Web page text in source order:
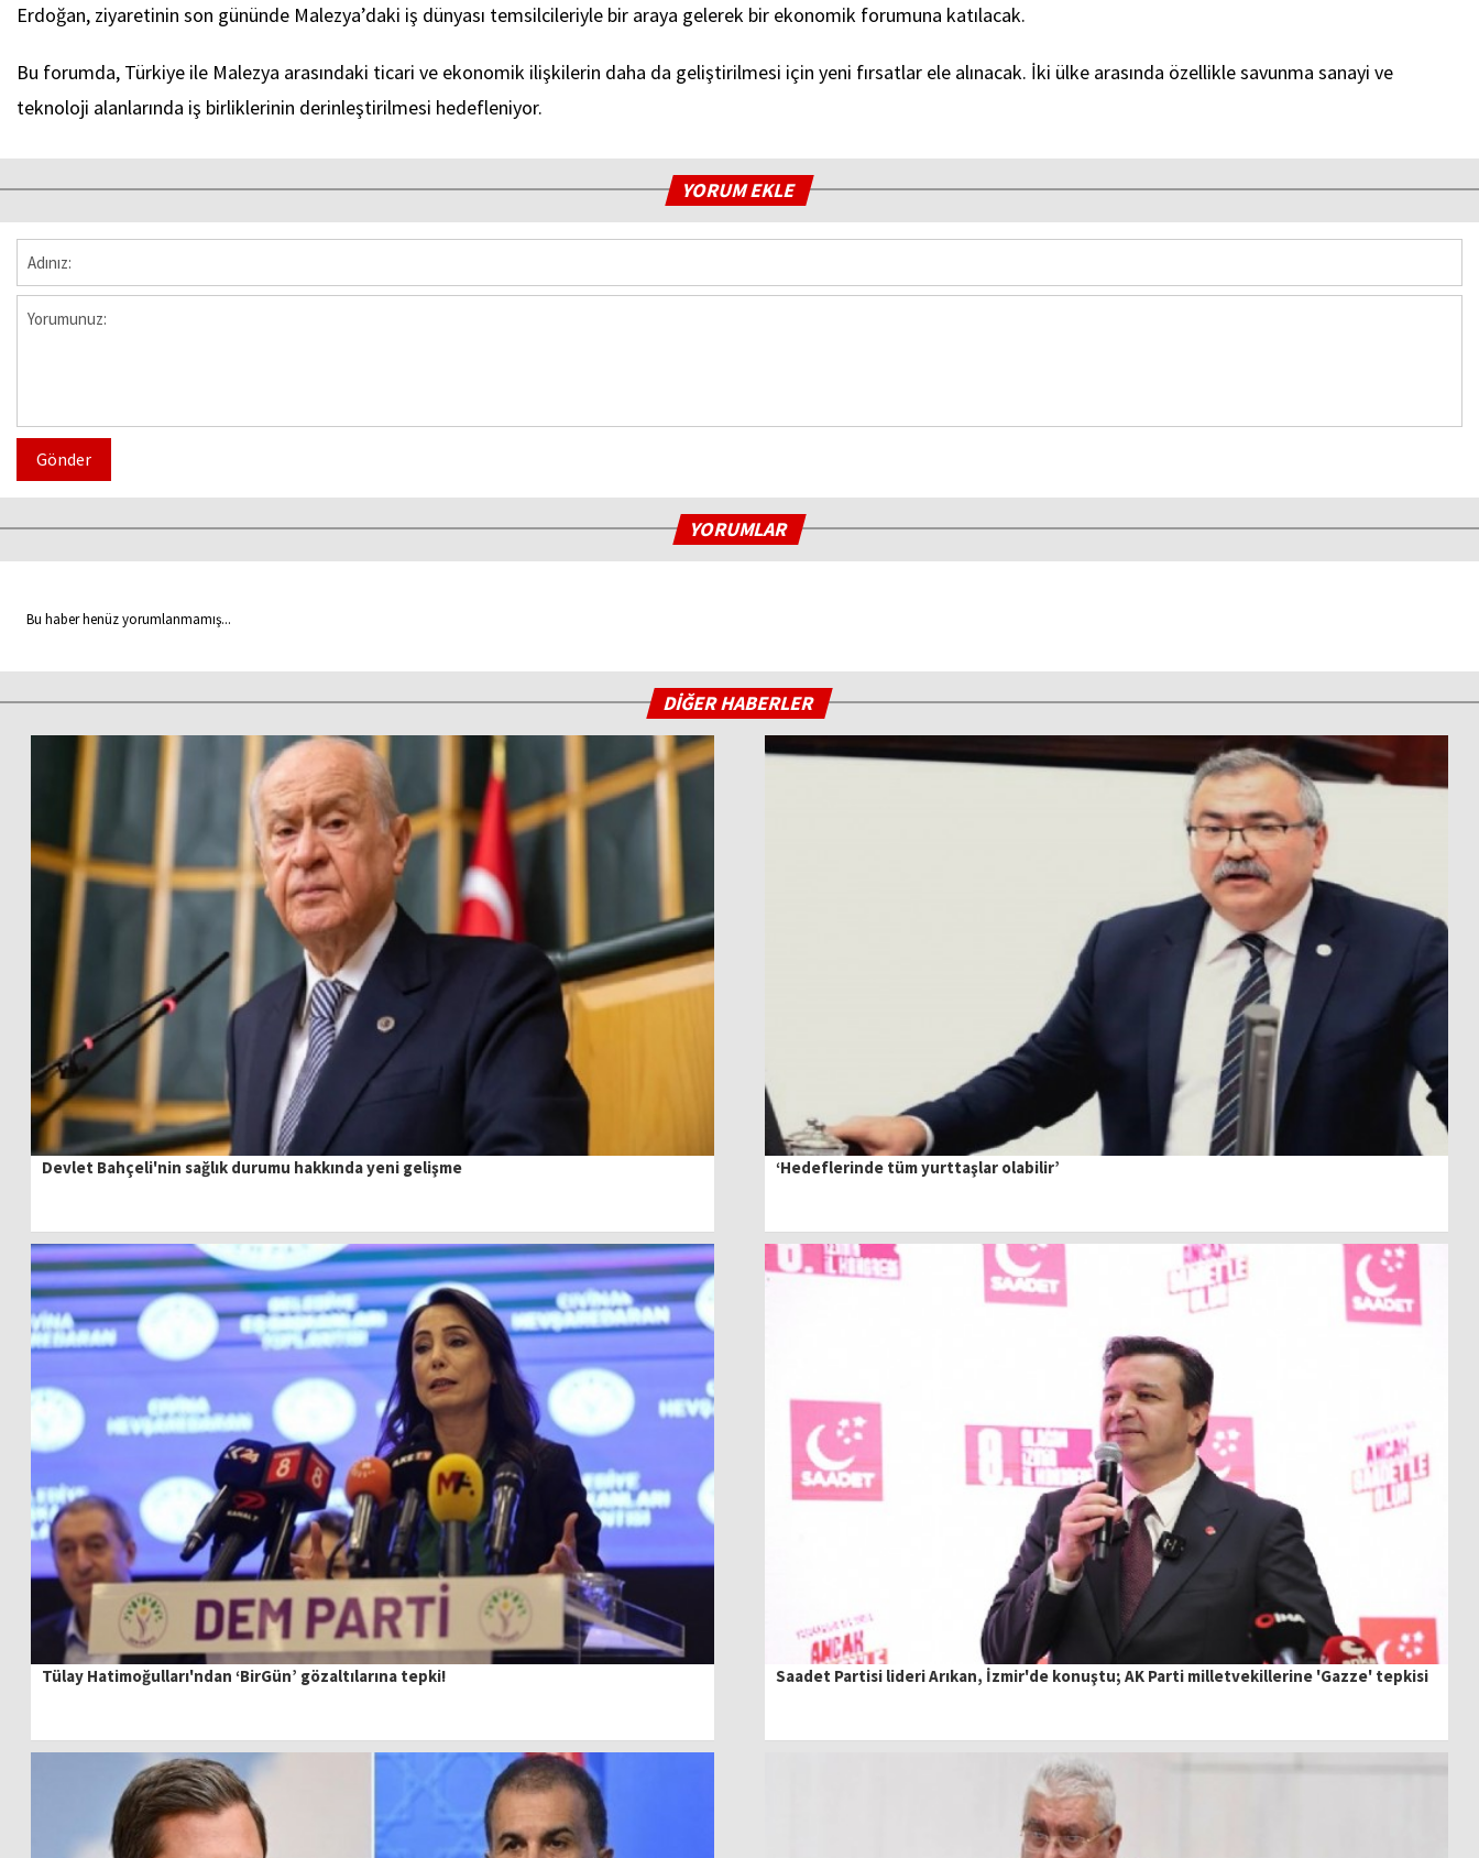
Erdoğan, ziyaretinin son gününde Malezya’daki iş dünyası temsilcileriyle bir araya gelerek bir ekonomik forumuna katılacak.
Bu forumda, Türkiye ile Malezya arasındaki ticari ve ekonomik ilişkilerin daha da geliştirilmesi için yeni fırsatlar ele alınacak. İki ülke arasında özellikle savunma sanayi ve
teknoloji alanlarında iş birliklerinin derinleştirilmesi hedefleniyor.
YORUM EKLE
Gönder
YORUMLAR
Bu haber henüz yorumlanmamış...
DİĞER HABERLER
Devlet Bahçeli'nin sağlık durumu hakkında yeni gelişme ‘Hedeflerinde tüm yurttaşlar olabilir’
Tülay Hatimoğulları'ndan ‘BirGün’ gözaltılarına tepki! Saadet Partisi lideri Arıkan, İzmir'de konuştu; AK Parti milletvekillerine 'Gazze' tepkisi